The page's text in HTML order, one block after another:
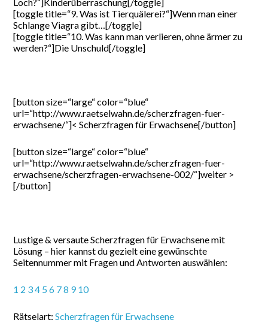
[toggle title=“9. Was ist Tierquälerei?“]Wenn man einer
Schlange Viagra gibt…[/toggle]
[toggle title=“10. Was kann man verlieren, ohne ärmer zu
werden?“]Die Unschuld[/toggle]
[button size=“large“ color=“blue“
url=“http://www.raetselwahn.de/scherzfragen-fuer-
erwachsene/“]< Scherzfragen für Erwachsene[/button]
[button size=“large“ color=“blue“
url=“http://www.raetselwahn.de/scherzfragen-fuer-
erwachsene/scherzfragen-erwachsene-002/“]weiter >
[/button]
Lustige & versaute Scherzfragen für Erwachsene mit
Lösung – hier kannst du gezielt eine gewünschte
Seitennummer mit Fragen und Antworten auswählen:
1 2 34 5 6 78 910
Rätselart:Scherzfragen für Erwachsene